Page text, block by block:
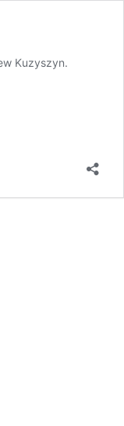
Kuzyszyn.